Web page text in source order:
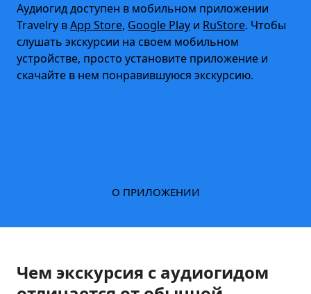
Аудиогид доступен в мобильном приложении
Travelry вApp Store, Google Playи RuStore. Чтобы
слушать экскурсии на своем мобильном
устройстве, просто установите приложение и
скачайте в нем понравившуюся экскурсию.
О ПРИЛОЖЕНИИ
Чем экскурсия с аудиогидом